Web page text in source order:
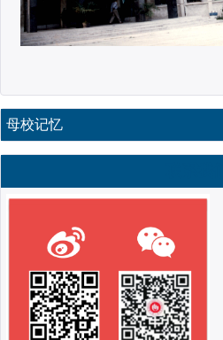
母校记忆